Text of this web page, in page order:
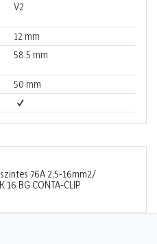
V2
12 mm
58.5 mm
50 mm
76A 2,5-16mm2/
BG CONTA-CLIP